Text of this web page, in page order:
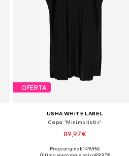
OFERTA
USHA WHITE LABEL
Capa 'Minimalistic'
89,97€
Tamanhos disponíveis: XS-S, M-L, XL-XXL
Preço original: 149,95€